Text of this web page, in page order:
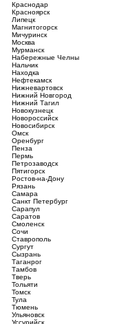
Краснодар
Красноярск
Липецк
Магнитогорск
Мичуринск
Москва
Мурманск
Набережные Челны
Нальчик
Находка
Нефтекамск
Нижневартовск
Нижний Новгород
Нижний Тагил
Новокузнецк
Новороссийск
Новосибирск
Омск
Оренбург
Пенза
Пермь
Петрозаводск
Пятигорск
Ростов-на-Дону
Рязань
Самара
Санкт Петербург
Сарапул
Саратов
Смоленск
Сочи
Ставрополь
Сургут
Сызрань
Таганрог
Тамбов
Тверь
Тольяти
Томск
Тула
Тюмень
Ульяновск
Уссурийск